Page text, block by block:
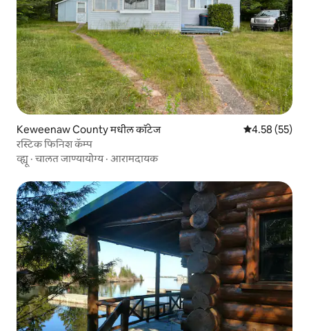
Keweenaw County मधील कॉटेज 5 पैकी 4.58
4.58 (55)
रस्टिक फिनिश कॅम्प
व्ह्यू ·चालत जाण्यायोग्य· आरामदायक